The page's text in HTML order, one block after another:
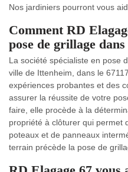
Nos jardiniers pourront vous
Comment RD
pose de grillage
La société spécialiste en pose
ville de Ittenheim, dans le
expériences probantes et des
assurer la réussite de votre
faire, elle procède à la
propriété à clôturer qui permet
poteaux et de panneaux
terrain précède la pose de